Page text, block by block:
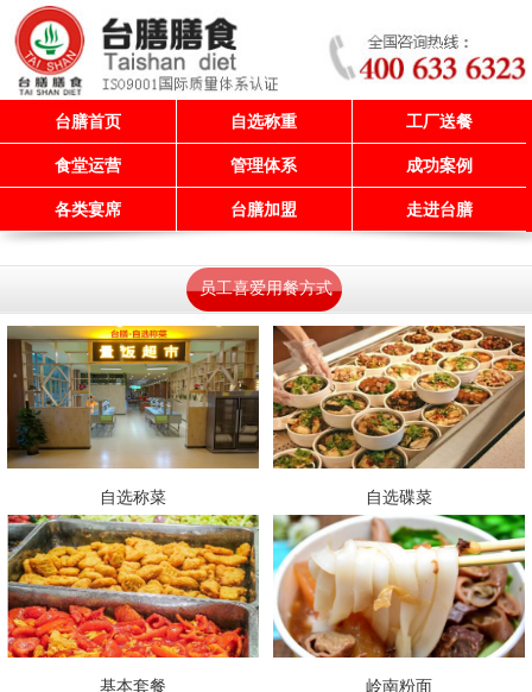
台膳首页 自选称重 工厂送餐
食堂运营 管理体系 成功案例
各类宴席 台膳加盟 走进台膳
员工喜爱用餐方式
自选称菜 自选碟菜
基本套餐 岭南粉面